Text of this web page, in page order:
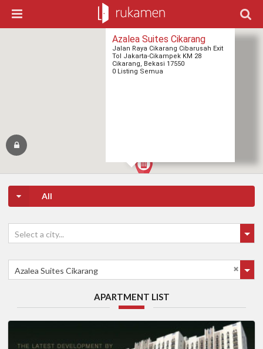
Azalea Suites Cikarang
Jalan Raya Cikarang Cibarusah Exit
Tol Jakarta-Cikampek KM 28
Cikarang, Bekasi 17550
0 Listing Semua
All
Select a city...
Azalea Suites Cikarang
APARTMENT LIST